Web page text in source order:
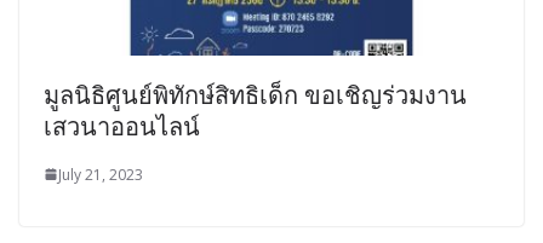
มูลนิธิศูนย์พิทักษ์สิทธิเด็ก ขอเชิญร่วมงาน
เสวนาออนไลน์
July 21, 2023